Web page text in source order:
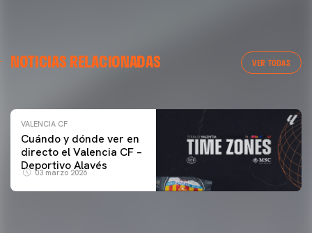
NOTICIAS RELACIONADAS VER TODAS
ENTRENAMIENTO DEL VALENCIA CF 04/03/26
VALENCIA CF
Cuándo y dónde ver en
directo el Valencia CF –
Deportivo Alavés
03 marzo 2026